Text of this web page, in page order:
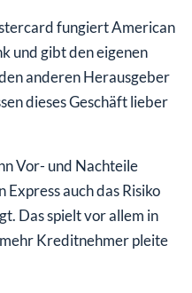
fungiert American
und gibt den eigenen
anderen Herausgeber
dieses Geschäft lieber
Vor- und Nachteile
Express auch das Risiko
Das spielt vor allem in
mehr Kreditnehmer pleite